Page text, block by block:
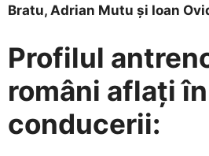
Bratu, Adrian Mutu și Ioan
Profilul
români aflați
conducerii: